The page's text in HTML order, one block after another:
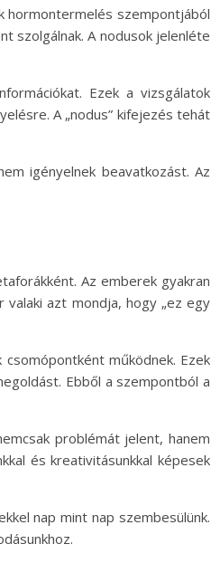
hormontermelés szempontjából
szolgálnak. A nodusok jelenléte
Ezek a vizsgálatok
A „nodus” kifejezés tehát
igényelnek beavatkozást. Az
Az emberek gyakran
valaki azt mondja, hogy „ez egy
működnek. Ezek
Ebből a szempontból a
problémát jelent, hanem
és kreativitásunkkal képesek
nap mint nap szembesülünk.